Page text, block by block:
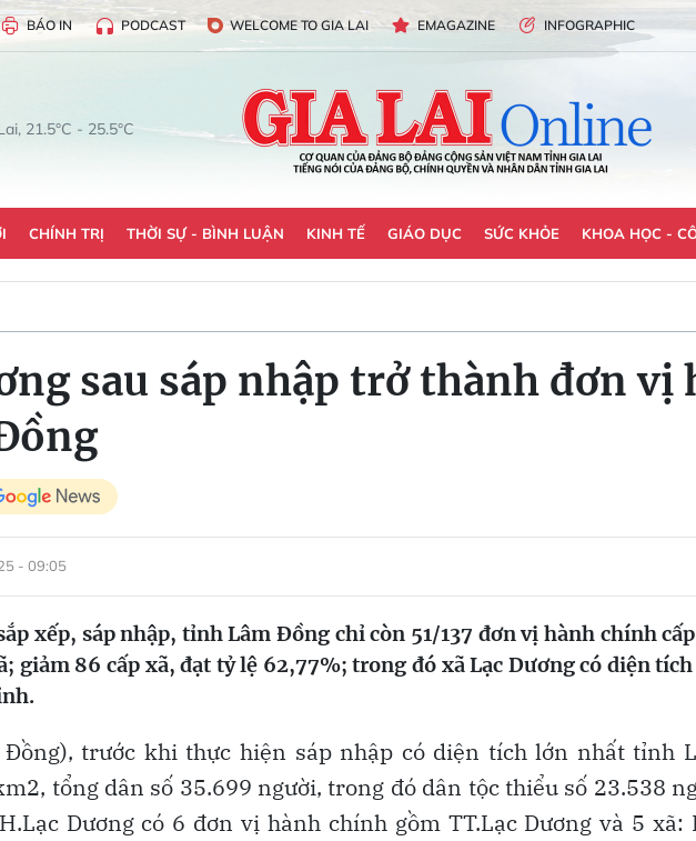
BÁO IN PODCAST WELCOME TO GIA LAI EMAGAZINE INFOGRAPHIC
21.5°C - 25.5°C
CHÍNH TRỊ THỜI SỰ - BÌNH LUẬN KINH TẾ GIÁO DỤC SỨC KHỎE KHOA HỌC -
sau sáp nhập trở thành đơn
- 09:05
xếp, sáp nhập, tỉnh Lâm Đồng chỉ còn 51/137 đơn vị hành chính
giảm 86 cấp xã, đạt tỷ lệ 62,77%; trong đó xã Lạc Dương có diện
Đồng), trước khi thực hiện sáp nhập có diện tích lớn nhất tỉnh
tổng dân số 35.699 người, trong đó dân tộc thiểu số 23.538
Dương có 6 đơn vị hành chính gồm TT.Lạc Dương và 5 xã: